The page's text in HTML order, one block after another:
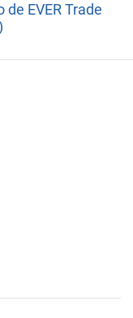
EVER Trade